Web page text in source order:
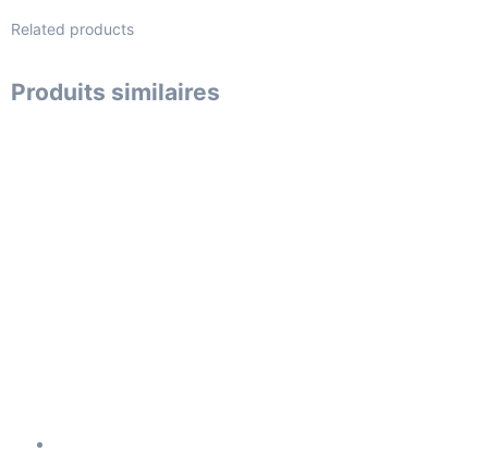
Related products
Produits similaires